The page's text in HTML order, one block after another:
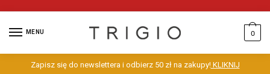
MENU 0
Zapisz się do newslettera i odbierz 50 zł na zakupy!KLIKNIJ